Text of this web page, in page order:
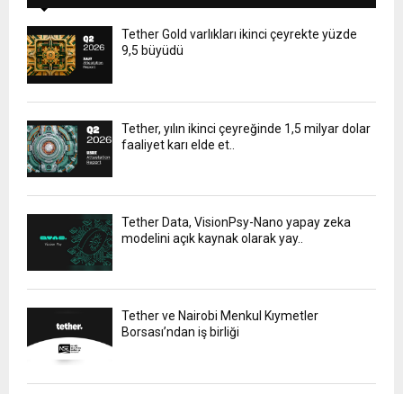
Tether Gold varlıkları ikinci çeyrekte yüzde
9,5 büyüdü
Tether, yılın ikinci çeyreğinde 1,5 milyar dolar
faaliyet karı elde et..
Tether Data, VisionPsy-Nano yapay zeka
modelini açık kaynak olarak yay..
Tether ve Nairobi Menkul Kıymetler
Borsası’ndan iş birliği